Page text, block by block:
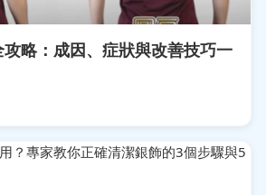
略：成因、症狀與改善技巧一